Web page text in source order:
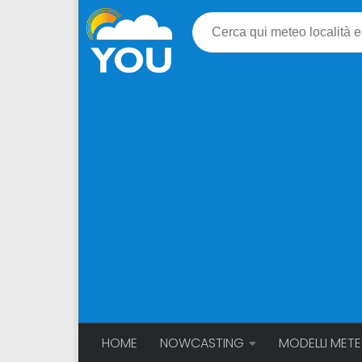
HOME NOWCASTING MODELLI